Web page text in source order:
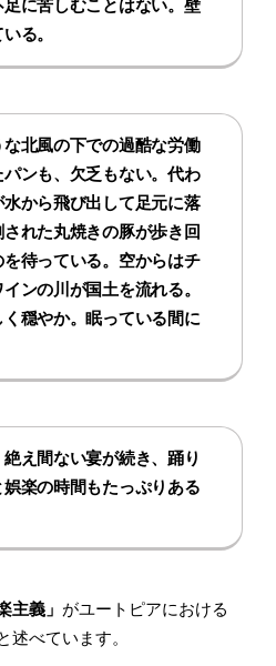
に苦しむことはない。壁
る。
北風の下での過酷な労働
ンも、欠乏もない。代わ
から飛び出して足元に落
れた丸焼きの豚が歩き回
待っている。空からはチ
ンの川が国土を流れる。
穏やか。眠っている間に
え間ない宴が続き、踊り
楽の時間もたっぷりある
主義」 がユートピアにおける
述べています。